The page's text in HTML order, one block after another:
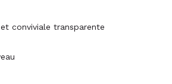
conviviale transparente